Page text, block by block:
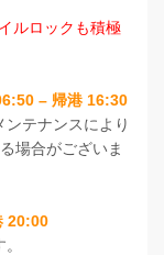
ルロックも積極
– 帰港 16:30
テナンスにより
場合がございま
20:00